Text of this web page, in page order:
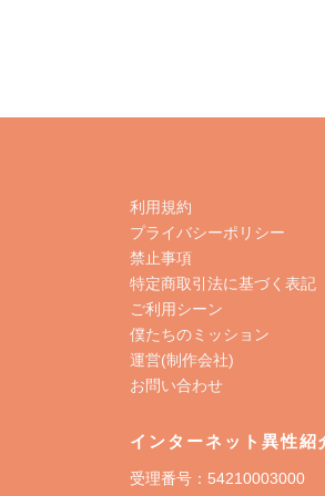
利用規約
プライバシーポリシー
禁止事項
特定商取引法に基づく表記
ご利用シーン
僕たちのミッション
運営(制作会社)
お問い合わせ
インターネット異性
受理番号：54210003000